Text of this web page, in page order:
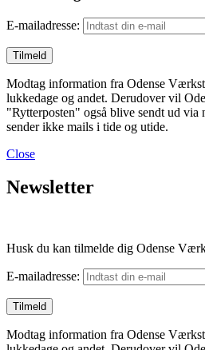
E-mailadresse:
Modtag information fra Odense
lukkedage og andet. Derudover vil
"Rytterposten" også blive sendt ud via
sender ikke mails i tide og utide.
Close
Newsletter
Husk du kan tilmelde dig Odense
E-mailadresse:
Modtag information fra Odense